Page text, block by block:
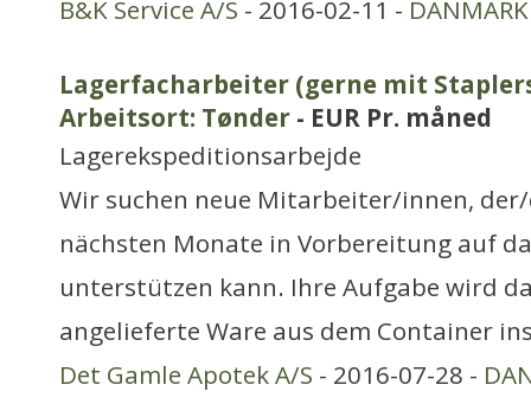
B&K Service A/S - 2016-02-11 - DANMARK
Lagerfacharbeiter (gerne mit
Arbeitsort: Tønder - EUR Pr. måned
Lagerekspeditionsarbejde
Wir suchen neue Mitarbeiter/innen,
nächsten Monate in Vorbereitung auf
unterstützen kann. Ihre Aufgabe wird
angelieferte Ware aus dem Container
Det Gamle Apotek A/S - 2016-07-28 -